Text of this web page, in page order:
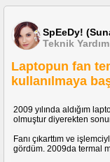
SpEeDy!
Teknik Yardım
Laptopun fan
kullanılmaya
2009 yılında aldığım
olmuştur diyerekten
Fanı çıkarttım ve
gördüm. 2009da termal